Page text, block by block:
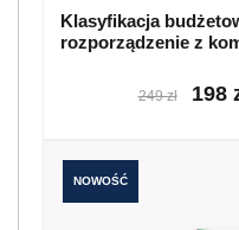
Klasyfikacja
rozporządzenie z
249 zł 198
NOWOŚĆ